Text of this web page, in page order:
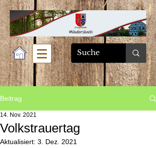
Beitrag
Volkstrauertag
14. Nov. 2021
Aktualisiert: 3. Dez. 2021